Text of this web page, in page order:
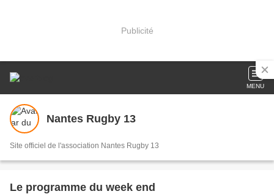
Publicité
MENU
Nantes Rugby 13
Site officiel de l'association Nantes Rugby 13
Le programme du week end